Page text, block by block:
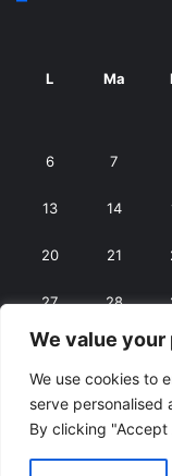
We value your
We use cookies to
serve personalised
By clicking "Accept
L Ma
6 7
13 14
20 21
27 28
« mai iul. »
© Copyright